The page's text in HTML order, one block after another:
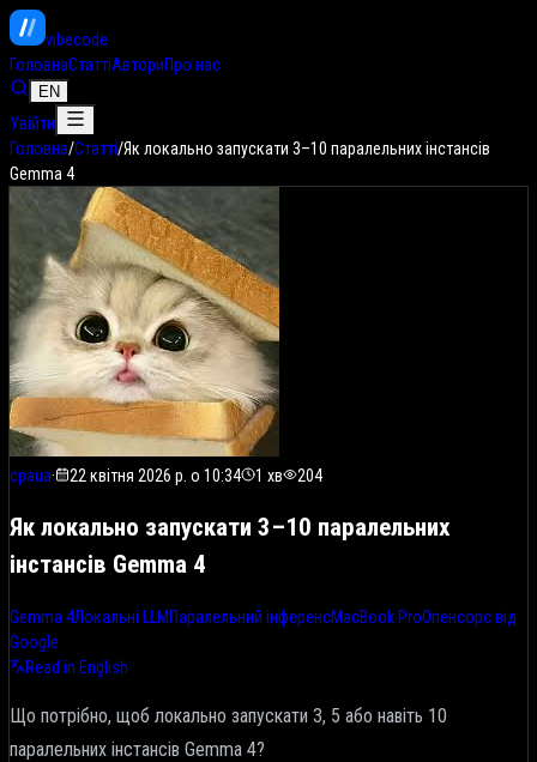
vibecode
ГоловнаСтаттіАвториПро нас
EN
Увійти
Головна/Статті/Як локально запускати 3–10 паралельних інстансів
Gemma 4
cpaua· 22 квітня 2026 р. о 10:34 1 хв 204
Як локально запускати 3–10 паралельних
інстансів Gemma 4
Gemma 4Локальні LLM Паралельний інференсMacBook ProОпенсорс від
Google
Read in English
Що потрібно, щоб локально запускати 3, 5 або навіть 10
паралельних інстансів Gemma 4?